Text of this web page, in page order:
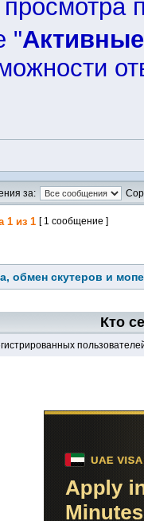
"
за:
1 из 1 [ 1 сообщение ]
обмен скутеров и
Кто